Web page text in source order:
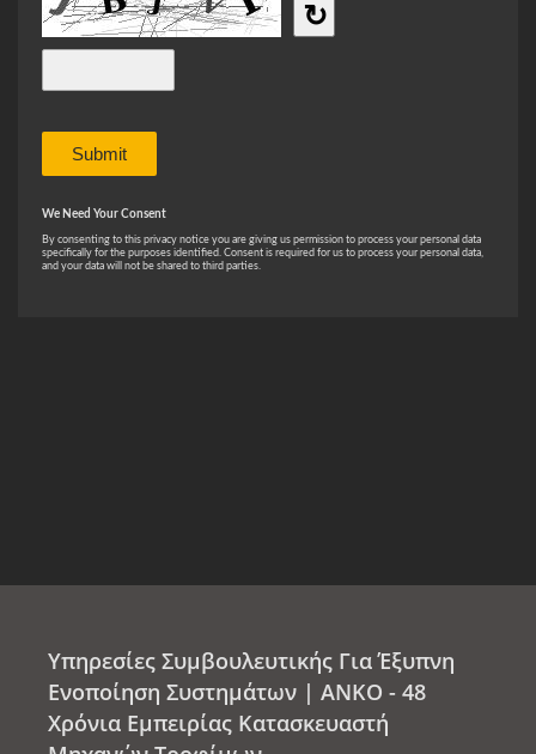
Υπηρεσίες Συμβουλευτικής Για Έξυπνη
Ενοποίηση Συστημάτων | ANKO - 48
Χρόνια Εμπειρίας Κατασκευαστή